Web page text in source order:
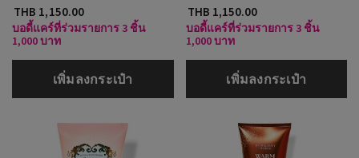
THB 1,150.00
บอดี้แคร์ที่ร่วมรายการ 3 ชิ้น
1,000 บาท
เพิ่มลงกระเป๋า
THB 1,150.00
บอดี้แคร์ที่ร่วมรายการ 3 ชิ้น
1,000 บาท
เพิ่มลงกระเป๋า